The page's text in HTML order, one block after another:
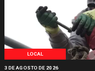
LOCAL
3 DE AGOSTO DE 2026